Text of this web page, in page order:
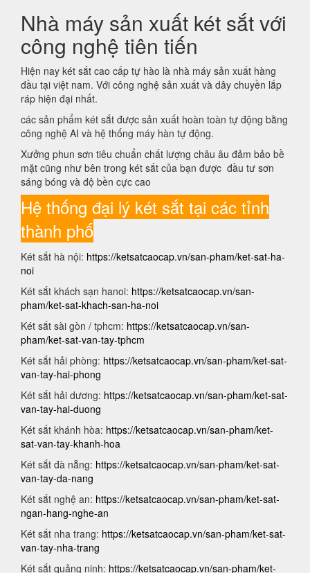
Nhà máy sản xuất két sắt với
công nghệ tiên tiến
Hiện nay két sắt cao cấp tự hào là nhà máy sản xuất hàng
đầu tại việt nam. Với công nghệ sản xuất và dây chuyền lắp
ráp hiện đại nhất.
các sản phẩm két sắt được sản xuất hoàn toàn tự động bằng
công nghệ AI và hệ thống máy hàn tự động.
Xưởng phun sơn tiêu chuẩn chất lượng châu âu đảm bảo bề
mặt cũng như bên trong két sắt của bạn được đầu tư sơn
sáng bóng và độ bền cực cao
Hệ thống đại lý két sắt tại các tỉnh
thành phố
Két sắt hà nội: https://ketsatcaocap.vn/san-pham/ket-sat-ha-
noi
Két sắt khách sạn hanoi: https://ketsatcaocap.vn/san-
pham/ket-sat-khach-san-ha-noi
Két sắt sài gòn / tphcm: https://ketsatcaocap.vn/san-
pham/ket-sat-van-tay-tphcm
Két sắt hải phòng: https://ketsatcaocap.vn/san-pham/ket-sat-
van-tay-hai-phong
Két sắt hải dương: https://ketsatcaocap.vn/san-pham/ket-sat-
van-tay-hai-duong
Két sắt khánh hòa: https://ketsatcaocap.vn/san-pham/ket-
sat-van-tay-khanh-hoa
Két sắt đà nẵng: https://ketsatcaocap.vn/san-pham/ket-sat-
van-tay-da-nang
Két sắt nghệ an: https://ketsatcaocap.vn/san-pham/ket-sat-
ngan-hang-nghe-an
Két sắt nha trang: https://ketsatcaocap.vn/san-pham/ket-sat-
van-tay-nha-trang
Két sắt quảng ninh: https://ketsatcaocap.vn/san-pham/ket-